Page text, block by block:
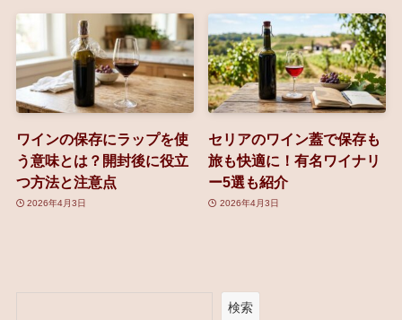
ワインの保存にラップを使
う意味とは？開封後に役立
つ方法と注意点
2026年4月3日
セリアのワイン蓋で保存も
旅も快適に！有名ワイナリ
ー5選も紹介
2026年4月3日
検索